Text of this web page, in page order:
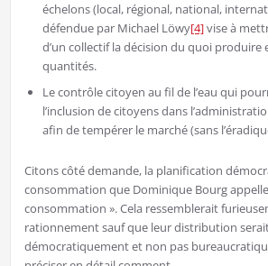
échelons (local, régional, national,
défendue par Michael Löwy[4]vise à
d’un collectif la décision du quoi produire
quantités.
Le contrôle citoyen au fil de l’eau qui
l’inclusion de citoyens dans
afin de tempérer le marché (sans
Citons côté demande, la planification
consommation que Dominique Bourg
consommation ». Cela ressemblerait
rationnement sauf que leur distribution
démocratiquement et non pas